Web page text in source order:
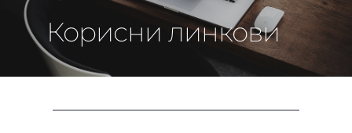
Корисни линкови